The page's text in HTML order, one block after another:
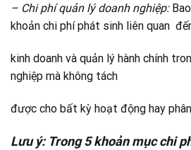
– Chi phí quản lý doanh nghiệp:
khoản chi phí phát sinh liên quan
kinh doanh và quản lý hành chính
nghiệp mà không tách
được cho bất kỳ hoạt động hay
Lưu ý:Trong 5 khoản mục chi